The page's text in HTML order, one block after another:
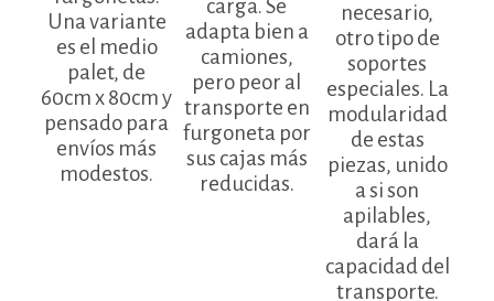
Una variante
es el medio
palet, de
60cm x 80cm y
pensado para
envíos más
modestos.
carga. Se
adapta bien a
camiones,
pero peor al
transporte en
furgoneta por
sus cajas más
reducidas.
necesario,
otro tipo de
soportes
especiales. La
modularidad
de estas
piezas, unido
a si son
apilables,
dará la
capacidad del
transporte.